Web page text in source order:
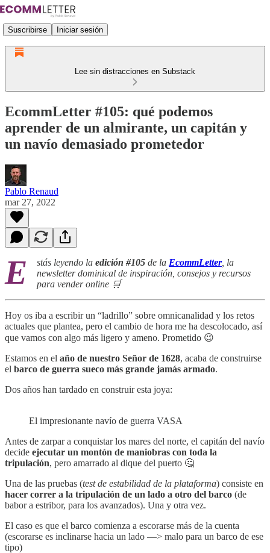
Suscribirse Iniciar sesión
Lee sin distracciones en Substack
EcommLetter #105: qué podemos
aprender de un almirante, un capitán y
un navío demasiado prometedor
Pablo Renaud
mar 27, 2022
E stás leyendo la edición #105 de la EcommLetter, la
newsletter dominical de inspiración, consejos y recursos
para vender online 🛒
Hoy os iba a escribir un “ladrillo” sobre omnicanalidad y los retos
actuales que plantea, pero el cambio de hora me ha descolocado, así
que vamos con algo más ligero y ameno. Prometido 😉
Estamos en el año de nuestro Señor de 1628, acaba de construirse
el barco de guerra sueco más grande jamás armado.
Dos años han tardado en construir esta joya:
El impresionante navío de guerra VASA
Antes de zarpar a conquistar los mares del norte, el capitán del navío
decide ejecutar un montón de maniobras con toda la
tripulación, pero amarrado al dique del puerto 🤔
Una de las pruebas (test de estabilidad de la plataforma) consiste en
hacer correr a la tripulación de un lado a otro del barco (de
babor a estribor, para los avanzados). Una y otra vez.
El caso es que el barco comienza a escorarse más de la cuenta
(escorarse es inclinarse hacia un lado —> malo para un barco de ese
tipo)